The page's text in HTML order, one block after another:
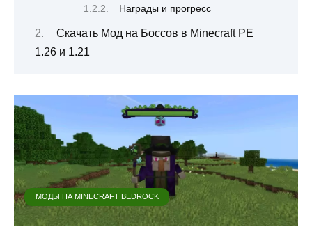
Награды и прогресс
Скачать Мод на Боссов в Minecraft PE
1.26 и 1.21
МОДЫ НА MINECRAFT BEDROCK